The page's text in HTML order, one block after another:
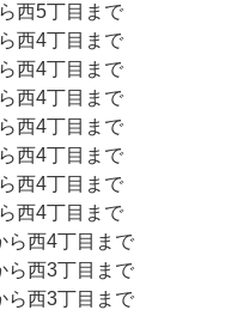
西5丁目まで
西4丁目まで
西4丁目まで
西4丁目まで
西4丁目まで
西4丁目まで
西4丁目まで
西4丁目まで
ら西4丁目まで
ら西3丁目まで
ら西3丁目まで